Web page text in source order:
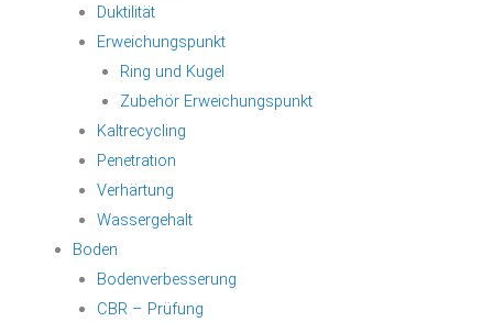
Duktilität
Erweichungspunkt
Ring und Kugel
Zubehör Erweichungspunkt
Kaltrecycling
Penetration
Verhärtung
Wassergehalt
Boden
Bodenverbesserung
CBR – Prüfung